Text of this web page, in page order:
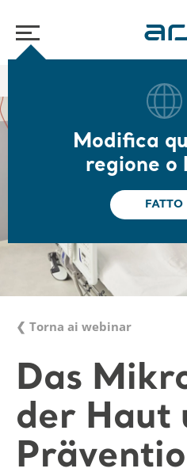
Modifica
regione o
FATTO
Webinar e corsi di e-
❮ Torna ai webinar
Das
der Haut